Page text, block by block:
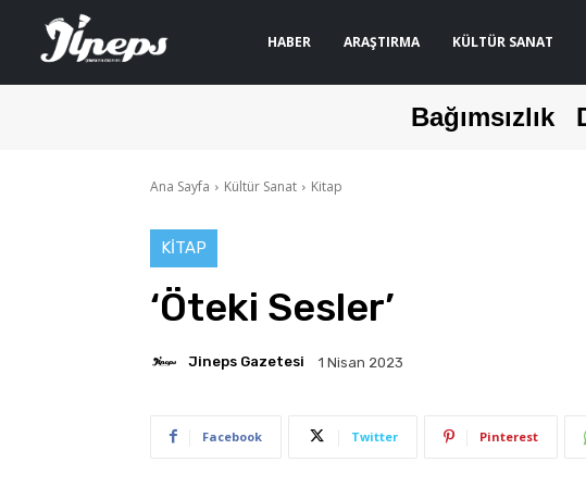
HABER ARAŞTIRMA KÜLTÜR SANAT
Bağımsızlık
Ana Sayfa Kültür Sanat Kitap
KITAP
‘Öteki Sesler’
Jineps Gazetesi 1 Nisan 2023
Facebook Twitter Pinterest